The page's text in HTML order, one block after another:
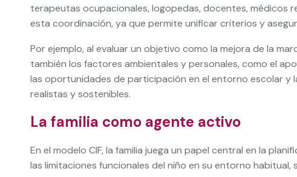
terapeutas ocupacionales, logopedas, docentes, médicos
esta coordinación, ya que permite unificar criterios y
Por ejemplo, al evaluar un objetivo como la mejora de la
también los factores ambientales y personales, como el
las oportunidades de participación en el entorno escolar y
realistas y sostenibles.
La familia como agente activo
En el modelo CIF, la familia juega un papel central en la
las limitaciones funcionales del niño en su entorno